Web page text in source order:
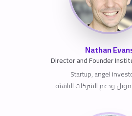
Nathan
Director and Founder
Startup, angel
ودعم الشركات الناشئة